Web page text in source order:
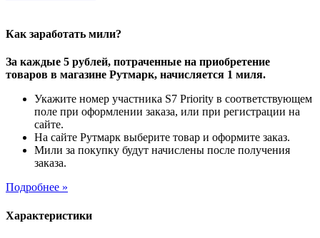
Как заработать мили?
За каждые 5 рублей, потраченные на приобретение
товаров в магазине Рутмарк, начисляется 1 миля.
Укажите номер участника S7 Priority в соответствующем
поле при оформлении заказа, или при регистрации на
сайте.
На сайте Рутмарк выберите товар и оформите заказ.
Мили за покупку будут начислены после получения
заказа.
Подробнее »
Характеристики